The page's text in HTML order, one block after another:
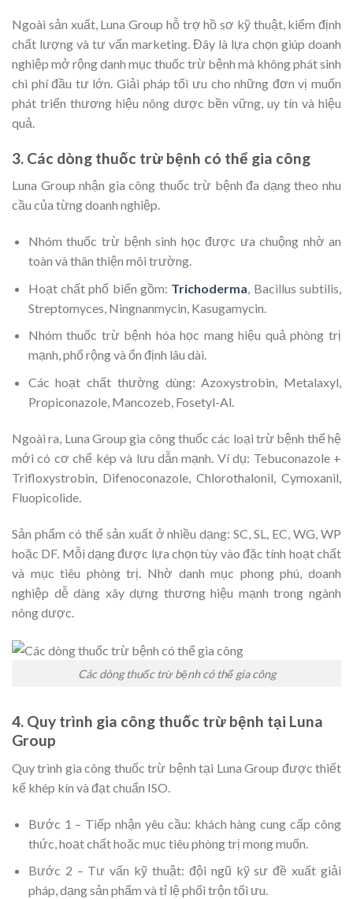
Ngoài sản xuất, Luna Group hỗ trợ hồ sơ kỹ thuật, kiểm định
chất lượng và tư vấn marketing. Đây là lựa chọn giúp doanh
nghiệp mở rộng danh mục thuốc trừ bệnh mà không phát sinh
chi phí đầu tư lớn. Giải pháp tối ưu cho những đơn vị muốn
phát triển thương hiệu nông dược bền vững, uy tín và hiệu
quả.
3. Các dòng thuốc trừ bệnh có thể gia công
Luna Group nhận gia công thuốc trừ bệnh đa dạng theo nhu
cầu của từng doanh nghiệp.
Nhóm thuốc trừ bệnh sinh học được ưa chuộng nhờ an
toàn và thân thiện môi trường.
Hoạt chất phổ biến gồm: Trichoderma , Bacillus subtilis,
Streptomyces, Ningnanmycin, Kasugamycin.
Nhóm thuốc trừ bệnh hóa học mang hiệu quả phòng trị
mạnh, phổ rộng và ổn định lâu dài.
Các hoạt chất thường dùng: Azoxystrobin, Metalaxyl,
Propiconazole, Mancozeb, Fosetyl-Al.
Ngoài ra, Luna Group gia công thuốc các loại trừ bệnh thế hệ
mới có cơ chế kép và lưu dẫn mạnh. Ví dụ: Tebuconazole +
Trifloxystrobin, Difenoconazole, Chlorothalonil, Cymoxanil,
Fluopicolide.
Sản phẩm có thể sản xuất ở nhiều dạng: SC, SL, EC, WG, WP
hoặc DF. Mỗi dạng được lựa chọn tùy vào đặc tính hoạt chất
và mục tiêu phòng trị. Nhờ danh mục phong phú, doanh
nghiệp dễ dàng xây dựng thương hiệu mạnh trong ngành
nông dược.
Các dòng thuốc trừ bệnh có thể gia công
4. Quy trình gia công thuốc trừ bệnh tại Luna
Group
Quy trình gia công thuốc trừ bệnh tại Luna Group được thiết
kế khép kín và đạt chuẩn ISO.
Bước 1 – Tiếp nhận yêu cầu: khách hàng cung cấp công
thức, hoạt chất hoặc mục tiêu phòng trị mong muốn.
Bước 2 – Tư vấn kỹ thuật: đội ngũ kỹ sư đề xuất giải
pháp, dạng sản phẩm và tỉ lệ phối trộn tối ưu.